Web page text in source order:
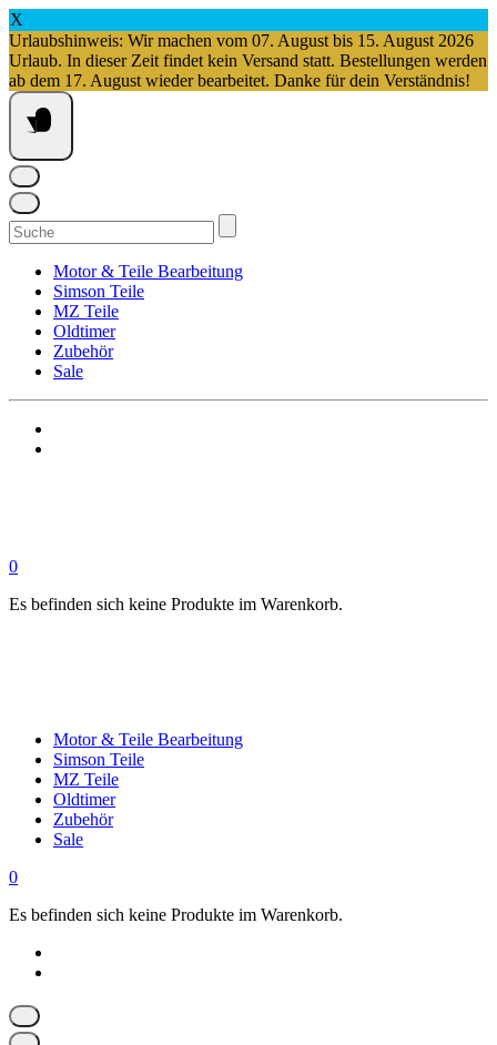
X
Urlaubshinweis: Wir machen vom 07. August bis 15. August 2026
Urlaub. In dieser Zeit findet kein Versand statt. Bestellungen werden
ab dem 17. August wieder bearbeitet. Danke für dein Verständnis!
Springe
zum
Inhalt
Suchen
nach:
Motor & Teile Bearbeitung
Simson Teile
MZ Teile
Oldtimer
Zubehör
Sale
0
Es befinden sich keine Produkte im Warenkorb.
Motor & Teile Bearbeitung
Simson Teile
MZ Teile
Oldtimer
Zubehör
Sale
0
Es befinden sich keine Produkte im Warenkorb.